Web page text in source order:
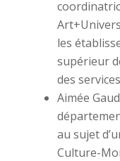
les
supérieur
des
Aimée
au sujet
Culture-